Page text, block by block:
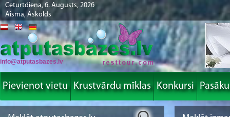
Ceturtdiena, 6. Augusts, 2026
Aisma, Askolds
info@atputasbazes.lv
Pievienot vietu Krustvārdu mīklas Konkursi